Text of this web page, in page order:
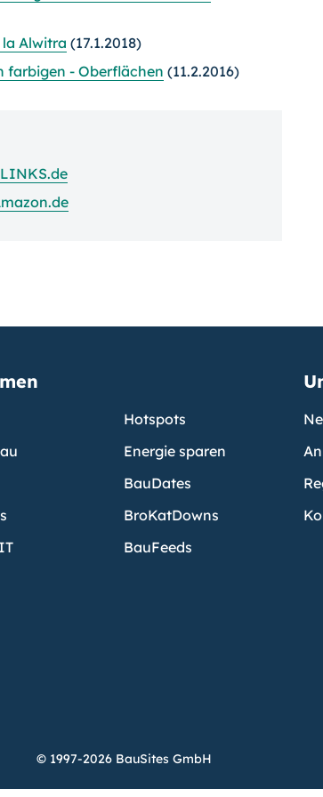
Alwitra (17.1.2018)
farbigen - Oberflächen (11.2.2016)
Hotspots
Energie sparen
BauDates
BroKatDowns
BauFeeds
© 1997-2026 BauSites GmbH